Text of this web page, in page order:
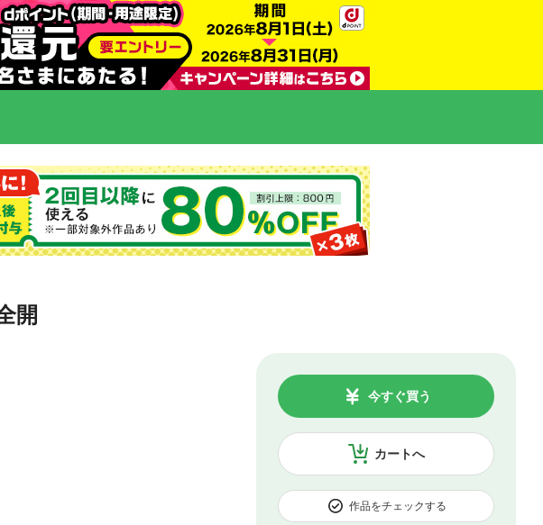
開
カートへ
今すぐ買う
作品をチェックする